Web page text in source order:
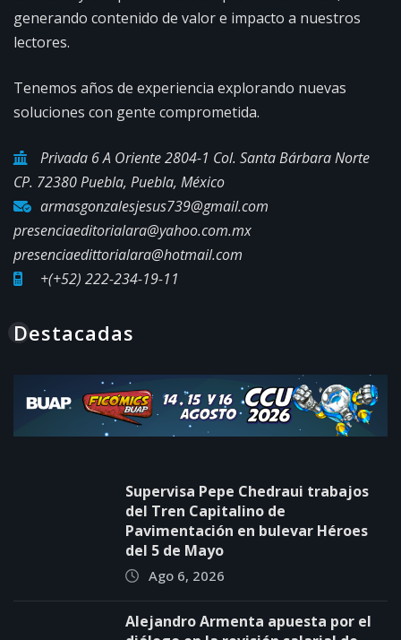
generando contenido de valor e impacto a nuestros
lectores.
Tenemos años de experiencia explorando nuevas
soluciones con gente comprometida.
Privada 6 A Oriente 2804-1 Col. Santa Bárbara Norte
CP. 72380 Puebla, Puebla, México
armasgonzalesjesus739@gmail.com
presenciaeditorialara@yahoo.com.mx
presenciaedittorialara@hotmail.com
+(+52) 222-234-19-11
Destacadas
Supervisa Pepe Chedraui trabajos
del Tren Capitalino de
Pavimentación en bulevar Héroes
del 5 de Mayo
Ago 6, 2026
Alejandro Armenta apuesta por el